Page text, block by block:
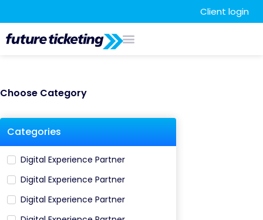
Client login
Choose Category
Categories
Digital Experience Partner
Digital Experience Partner
Digital Experience Partner